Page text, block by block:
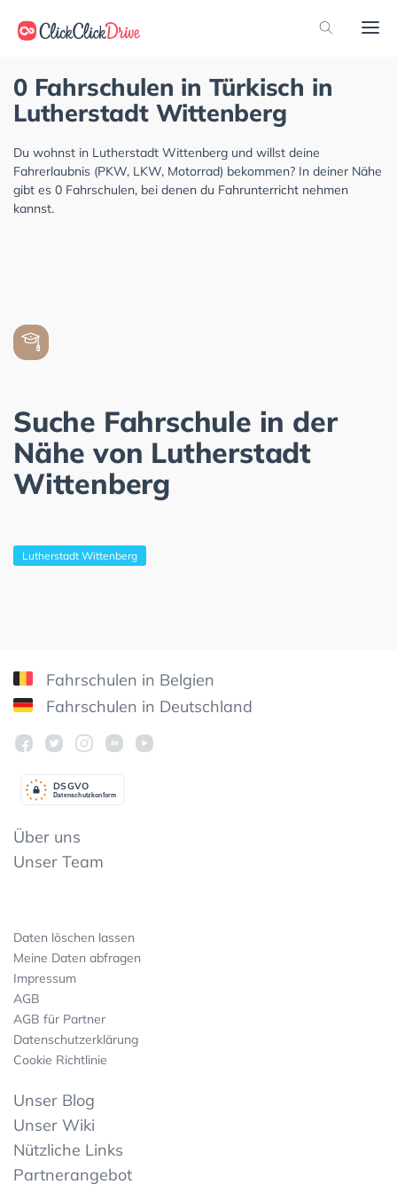
0 Fahrschulen in Türkisch in
Lutherstadt Wittenberg
Du wohnst in Lutherstadt Wittenberg und willst deine
Fahrerlaubnis (PKW, LKW, Motorrad) bekommen? In deiner Nähe
gibt es 0 Fahrschulen, bei denen du Fahrunterricht nehmen
kannst.
Suche Fahrschule in der
Nähe von Lutherstadt
Wittenberg
Lutherstadt Wittenberg
Fahrschulen in Belgien
Fahrschulen in Deutschland
Datenschutzkonform
DSGVO
Über uns
Unser Team
Daten löschen lassen
Meine Daten abfragen
Impressum
AGB
AGB für Partner
Datenschutzerklärung
Cookie Richtlinie
Unser Blog
Unser Wiki
Nützliche Links
Partnerangebot